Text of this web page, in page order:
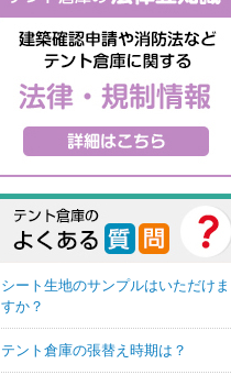
シート生地のサンプルはいただけま
すか？
テント倉庫の張替え時期は？